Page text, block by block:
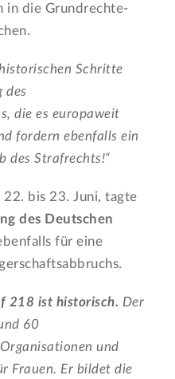
in die Grundrechte-
Schritte
des
die es europaweit
fordernebenfalls ein
des Strafrechts!“
22. bis 23. Juni, tagte
des Deutschen
für eine
218 ist historisch. Der
60
und
Frauen. Er bildet die